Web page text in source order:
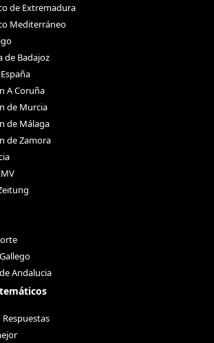
de Extremadura
Mediterráneo
de Badajoz
A Coruña
de Murcia
de Málaga
de Zamora
Andalucia